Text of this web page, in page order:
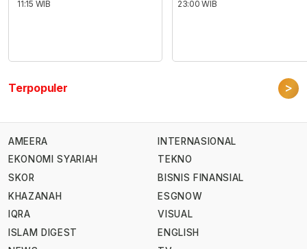
11:15 WIB
23:00 WIB
Terpopuler >
AMEERA
EKONOMI SYARIAH
SKOR
KHAZANAH
IQRA
ISLAM DIGEST
INTERNASIONAL
TEKNO
BISNIS FINANSIAL
ESGNOW
VISUAL
ENGLISH